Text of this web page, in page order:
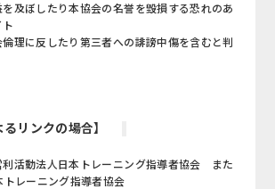
を及ぼしたり本協会の名誉を毀損する恐れのあ
倫理に反したり第三者への誹謗中傷を含むと判
るリンクの場合】
利活動法人日本トレーニング指導者協会 また
レーニング指導者協会